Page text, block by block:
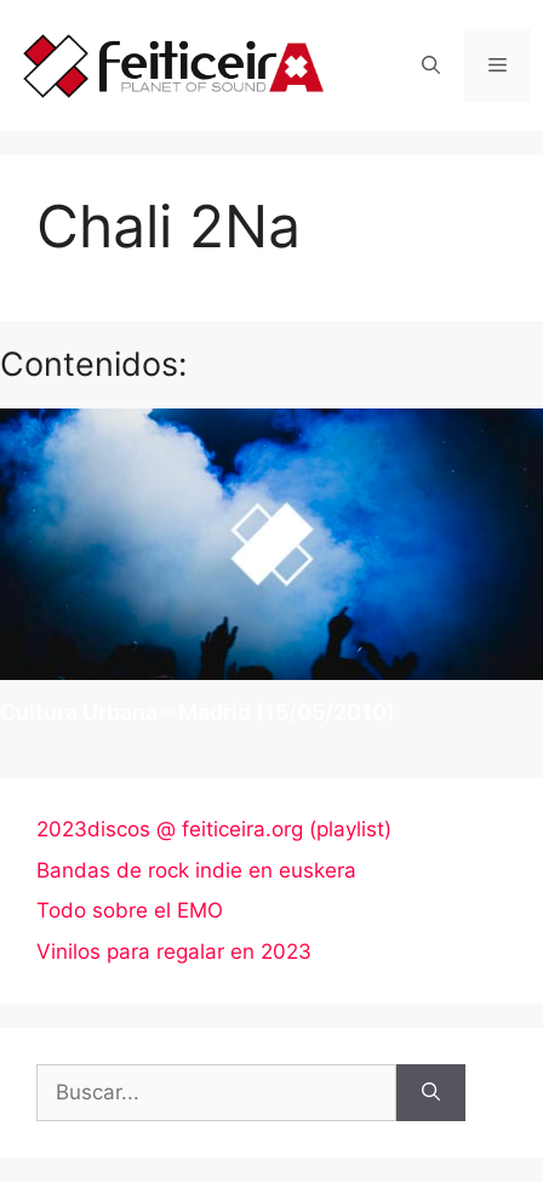
contenido
Chali 2Na
Contenidos:
2023discos @ feiticeira.org (playlist)
Bandas de rock indie en euskera
Todo sobre el EMO
Vinilos para regalar en 2023